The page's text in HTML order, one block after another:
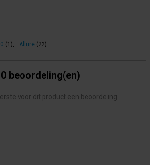
(1), Allure (22)
0 beoordeling(en)
voor dit product een beoordeling